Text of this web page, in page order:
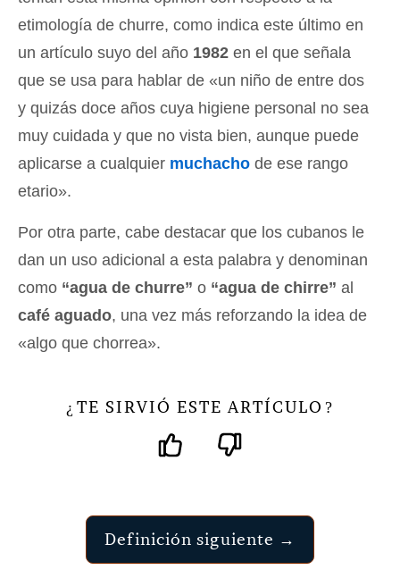
etimología de churre, como indica este último en
un artículo suyo del año 1982 en el que señala
que se usa para hablar de «un niño de entre dos
y quizás doce años cuya higiene personal no sea
muy cuidada y que no vista bien, aunque puede
aplicarse a cualquier muchacho de ese rango
etario».
Por otra parte, cabe destacar que los cubanos le
dan un uso adicional a esta palabra y denominan
como “agua de churre” o “agua de chirre” al
café aguado, una vez más reforzando la idea de
«algo que chorrea».
¿ TE SIRVIÓ ESTE ARTÍCULO ?
Definición siguiente →